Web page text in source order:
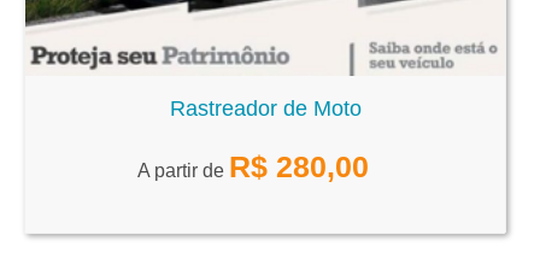
Rastreador de Moto
A partir de R$ 280,00